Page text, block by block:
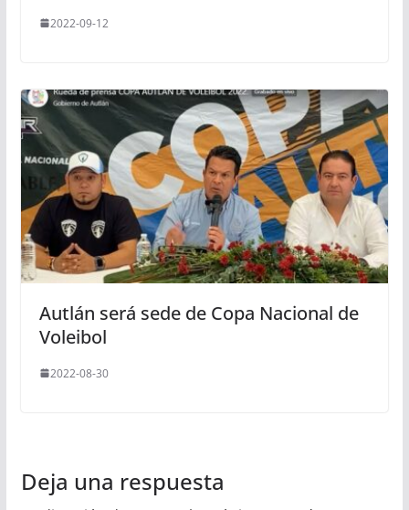
2022-09-12
Autlán será sede de Copa Nacional de
Voleibol
2022-08-30
Deja una respuesta